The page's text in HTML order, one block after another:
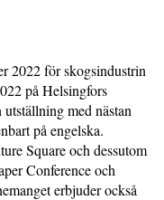
2022 för skogsindustrin
på Helsingfors
med nästan
på engelska.
Square och dessutom
Conference och
erbjuder också